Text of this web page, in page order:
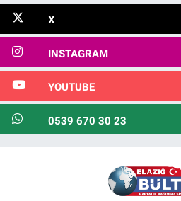
X
INSTAGRAM
YOUTUBE
0539 670 30 23